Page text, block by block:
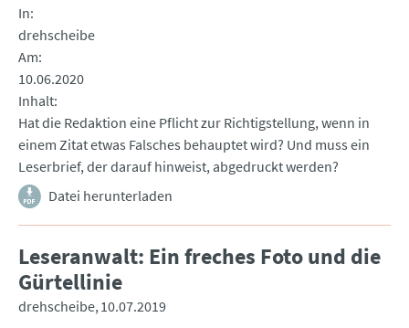
In
drehscheibe
Am
10.06.2020
Inhalt
Hat die Redaktion eine Pflicht zur Richtigstellung, wenn in
einem Zitat etwas Falsches behauptet wird? Und muss ein
Leserbrief, der darauf hinweist, abgedruckt werden?
Datei herunterladen
Leseranwalt: Ein freches Foto und die
Gürtellinie
drehscheibe 10.07.2019